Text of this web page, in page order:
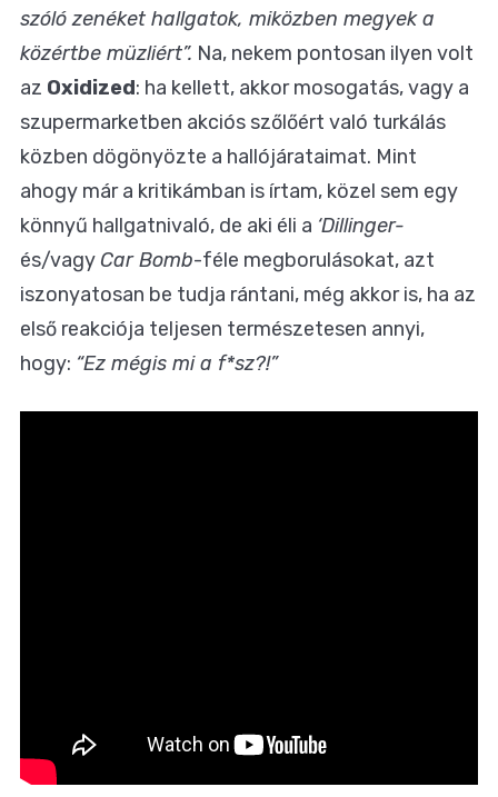
szóló zenéket hallgatok, miközben megyek a
közértbe müzliért”. Na, nekem pontosan ilyen volt
az Oxidized: ha kellett, akkor mosogatás, vagy a
szupermarketben akciós szőlőért való turkálás
közben dögönyözte a hallójárataimat. Mint
ahogy már a kritikámban is írtam, közel sem egy
könnyű hallgatnivaló, de aki éli a ‘Dillinger-
és/vagy Car Bomb-féle megborulásokat, azt
iszonyatosan be tudja rántani, még akkor is, ha az
első reakciója teljesen természetesen annyi,
hogy: “Ez mégis mi a f*sz?!”